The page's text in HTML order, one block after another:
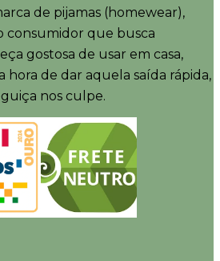
de pijamas (homewear),
consumidor que busca
gostosa de usar em casa,
hora de dar aquela saída rápida,
nos culpe.